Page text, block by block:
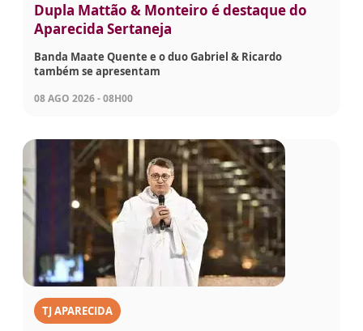
Dupla Mattão & Monteiro é destaque do
Aparecida Sertaneja
Banda Maate Quente e o duo Gabriel & Ricardo
também se apresentam
08 AGO 2026 - 08H00
TJ APARECIDA